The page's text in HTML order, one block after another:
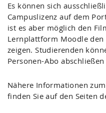
Es können sich
Campuslizenz auf dem
ist es aber möglich den
Lernplattform Moodle den
zeigen. Studierenden
Personen-Abo
Nähere Informationen
finden Sie auf den Seiten